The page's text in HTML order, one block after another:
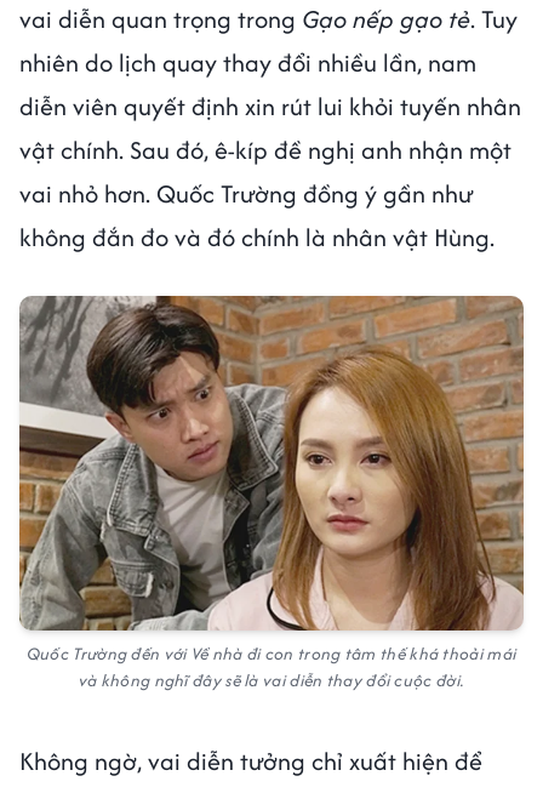
vai diễn quan trọng trong Gạo nếp gạo tẻ. Tuy
nhiên do lịch quay thay đổi nhiều lần, nam
diễn viên quyết định xin rút lui khỏi tuyến nhân
vật chính. Sau đó, ê-kíp đề nghị anh nhận một
vai nhỏ hơn. Quốc Trường đồng ý gần như
không đắn đo và đó chính là nhân vật Hùng.
Quốc Trường đến với Về nhà đi con trong tâm thế khá thoải mái
và không nghĩ đây sẽ là vai diễn thay đổi cuộc đời.
Không ngờ, vai diễn tưởng chỉ xuất hiện để